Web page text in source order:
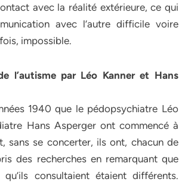
avec la réalité extérieure, ce qui
avec l’autre difficile voire
impossible.
l’autisme par Léo Kanner et Hans
1940 que le pédopsychiatre Léo
Hans Asperger ont commencé à
sans se concerter, ils ont, chacun de
des recherches en remarquant que
consultaient étaient différents.